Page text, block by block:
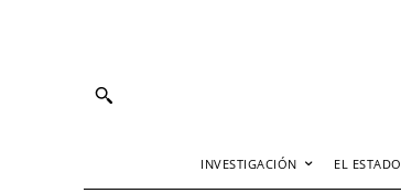
INVESTIGACIÓN EL ESTADO